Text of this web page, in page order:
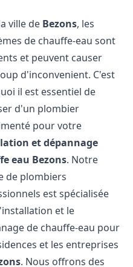
ville de Bezons, les
de chauffe-eau sont
et peuvent causer
d'inconvenient. C'est
il est essentiel de
d'un plombier
pour votre
et dépannage
eau Bezons. Notre
de plombiers
est spécialisée
et le
de chauffe-eau pour
et les entreprises
. Nous offrons des